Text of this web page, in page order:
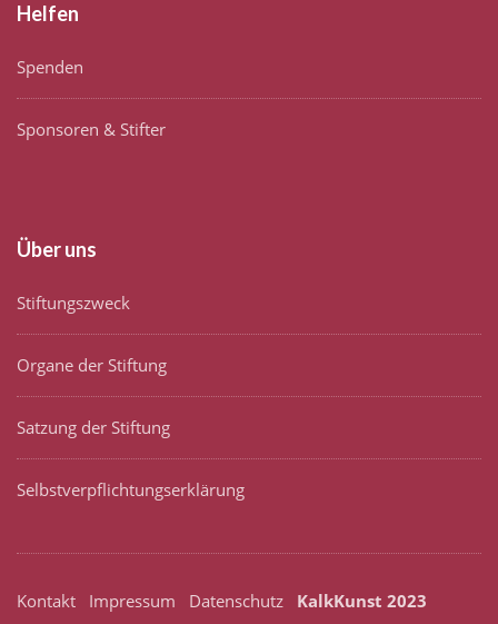
Helfen
Spenden
Sponsoren & Stifter
Über uns
Stiftungszweck
Organe der Stiftung
Satzung der Stiftung
Selbstverpflichtungserklärung
Kontakt Impressum Datenschutz KalkKunst 2023